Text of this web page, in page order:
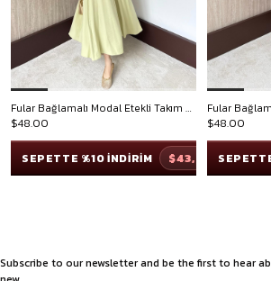
Fular Bağlamalı Modal Etekli Takım - Mint
$48.00
SEPETTE %10 İNDİRİM $43,20
$48.00
Subscribe to our newsletter and be the first to hear